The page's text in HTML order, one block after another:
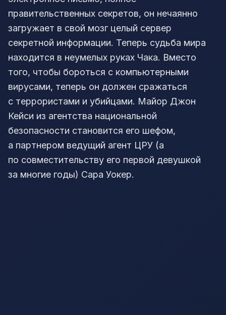
правительственных секретов, он нечаянно
загружает в свой мозг целый сервер
секретной информации. Теперь судьба мира
находится в неумелых руках Чака. Вместо
того, чтобы бороться с компьютерными
вирусами, теперь он должен сражаться
с террористами и убийцами. Майор Джон
Кейси из агентства национальной
безопасности становится его шефом,
а партнером ведущий агент ЦРУ (а
по совместительству его первой девушкой
за многие годы) Сара Уокер.